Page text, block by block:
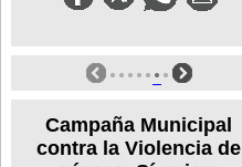
Campaña Municipal
contra la Violencia de